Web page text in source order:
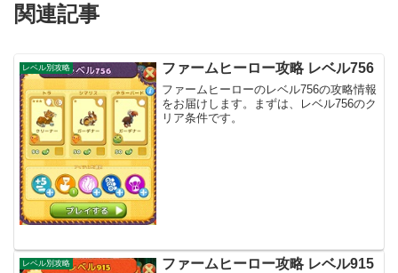
関連記事
レベル別攻略 ファームヒーロー攻略 レベル756
ファームヒーローのレベル756の攻略情報
をお届けします。まずは、レベル756のク
リア条件です。
レベル別攻略 ファームヒーロー攻略 レベル915